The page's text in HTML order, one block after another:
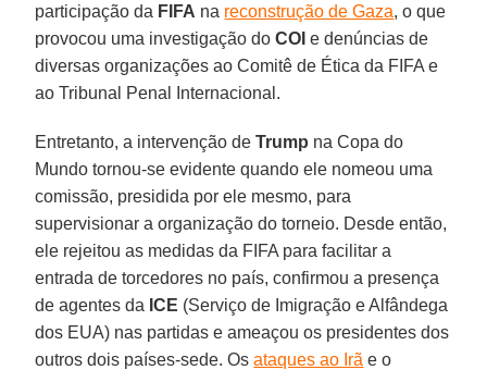
participação da FIFA na reconstrução de Gaza, o que
provocou uma investigação doCOI e denúncias de
diversas organizações ao Comitê de Ética da FIFA e
ao Tribunal Penal Internacional.
Entretanto, a intervenção deTrump na Copa do
Mundo tornou-se evidente quando ele nomeou uma
comissão, presidida por ele mesmo, para
supervisionar a organização do torneio. Desde então,
ele rejeitou as medidas da FIFA para facilitar a
entrada de torcedores no país, confirmou a presença
de agentes da ICE (Serviço de Imigração e Alfândega
dos EUA) nas partidas e ameaçou os presidentes dos
outros dois países-sede. Osataques ao Irã e o